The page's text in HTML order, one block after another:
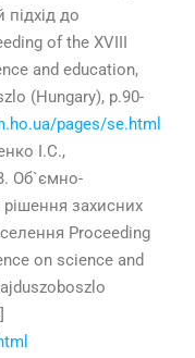
до
of the XVIII
and education,
(Hungary), p.90-
pages/se.html
І.С.,
Об`ємно-
рішення захисних
Proceeding
on science and